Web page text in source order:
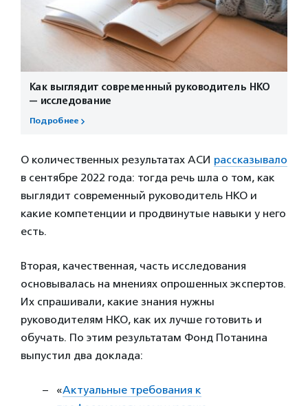
Как выглядит современный руководитель НКО
— исследование
Подробнее
О количественных результатах АСИ рассказывало
в сентябре 2022 года: тогда речь шла о том, как
выглядит современный руководитель НКО и
какие компетенции и продвинутые навыки у него
есть.
Вторая, качественная, часть исследования
основывалась на мнениях опрошенных экспертов.
Их спрашивали, какие знания нужны
руководителям НКО, как их лучше готовить и
обучать. По этим результатам Фонд Потанина
выпустил два доклада:
«Актуальные требования к